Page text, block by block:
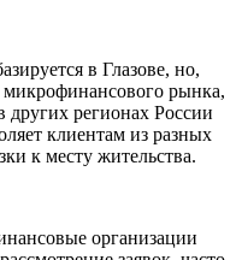
в Глазове, но,
рынка,
других регионах России
клиентам из разных
к месту жительства.
организации